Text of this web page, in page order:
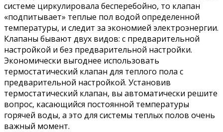
системе циркулировала бесперебойно, то клапан
«подпитывает» теплые пол водой определенной
температуры, и следит за экономией электроэнергии.
Клапаны бывают двух видов: с предварительной
настройкой и без предварительной настройки.
Экономически выгоднее использовать
термостатический клапан для теплого пола с
предварительной настройкой. Установив
термостатический клапан, вы автоматически решите
вопрос, касающийся постоянной температуры
горячей воды, а это для системы теплых полов очень
важный момент.